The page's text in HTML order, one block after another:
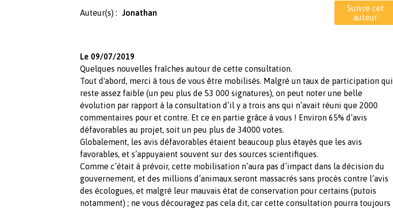
Auteur(s) : Jonathan
Suivre cet
auteur
Le 09/07/2019
Quelques nouvelles fraîches autour de cette consultation.
Tout d'abord, merci à tous de vous être mobilisés. Malgré un taux de participation qui
reste assez faible (un peu plus de 53 000 signatures), on peut noter une belle
évolution par rapport à la consultation d’il y a trois ans qui n’avait réuni que 2000
commentaires pour et contre. Et ce en partie grâce à vous ! Environ 65% d’avis
défavorables au projet, soit un peu plus de 34000 votes.
Globalement, les avis défavorables étaient beaucoup plus étayés que les avis
favorables, et s’appuyaient souvent sur des sources scientifiques.
Comme c’était à prévoir, cette mobilisation n’aura pas d’impact dans la décision du
gouvernement, et des millions d’animaux seront massacrés sans procès contre l’avis
des écologues, et malgré leur mauvais état de conservation pour certains (putois
notamment) ; ne vous découragez pas cela dit, car cette consultation pourra toujours